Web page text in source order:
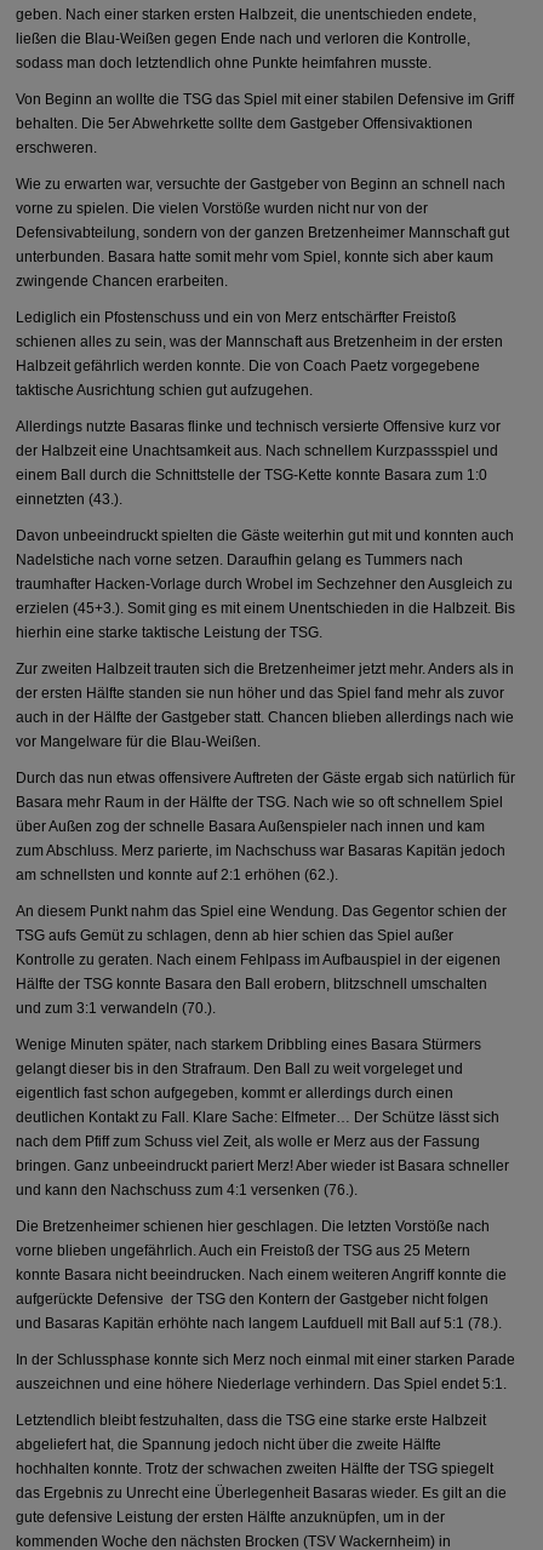
geben. Nach einer starken ersten Halbzeit, die unentschieden endete,
ließen die Blau-Weißen gegen Ende nach und verloren die Kontrolle,
sodass man doch letztendlich ohne Punkte heimfahren musste.
Von Beginn an wollte die TSG das Spiel mit einer stabilen Defensive im Griff
behalten. Die 5er Abwehrkette sollte dem Gastgeber Offensivaktionen
erschweren.
Wie zu erwarten war, versuchte der Gastgeber von Beginn an schnell nach
vorne zu spielen. Die vielen Vorstöße wurden nicht nur von der
Defensivabteilung, sondern von der ganzen Bretzenheimer Mannschaft gut
unterbunden. Basara hatte somit mehr vom Spiel, konnte sich aber kaum
zwingende Chancen erarbeiten.
Lediglich ein Pfostenschuss und ein von Merz entschärfter Freistoß
schienen alles zu sein, was der Mannschaft aus Bretzenheim in der ersten
Halbzeit gefährlich werden konnte. Die von Coach Paetz vorgegebene
taktische Ausrichtung schien gut aufzugehen.
Allerdings nutzte Basaras flinke und technisch versierte Offensive kurz vor
der Halbzeit eine Unachtsamkeit aus. Nach schnellem Kurzpassspiel und
einem Ball durch die Schnittstelle der TSG-Kette konnte Basara zum 1:0
einnetzten (43.).
Davon unbeeindruckt spielten die Gäste weiterhin gut mit und konnten auch
Nadelstiche nach vorne setzen. Daraufhin gelang es Tummers nach
traumhafter Hacken-Vorlage durch Wrobel im Sechzehner den Ausgleich zu
erzielen (45+3.). Somit ging es mit einem Unentschieden in die Halbzeit. Bis
hierhin eine starke taktische Leistung der TSG.
Zur zweiten Halbzeit trauten sich die Bretzenheimer jetzt mehr. Anders als in
der ersten Hälfte standen sie nun höher und das Spiel fand mehr als zuvor
auch in der Hälfte der Gastgeber statt. Chancen blieben allerdings nach wie
vor Mangelware für die Blau-Weißen.
Durch das nun etwas offensivere Auftreten der Gäste ergab sich natürlich für
Basara mehr Raum in der Hälfte der TSG. Nach wie so oft schnellem Spiel
über Außen zog der schnelle Basara Außenspieler nach innen und kam
zum Abschluss. Merz parierte, im Nachschuss war Basaras Kapitän jedoch
am schnellsten und konnte auf 2:1 erhöhen (62.).
An diesem Punkt nahm das Spiel eine Wendung. Das Gegentor schien der
TSG aufs Gemüt zu schlagen, denn ab hier schien das Spiel außer
Kontrolle zu geraten. Nach einem Fehlpass im Aufbauspiel in der eigenen
Hälfte der TSG konnte Basara den Ball erobern, blitzschnell umschalten
und zum 3:1 verwandeln (70.).
Wenige Minuten später, nach starkem Dribbling eines Basara Stürmers
gelangt dieser bis in den Strafraum. Den Ball zu weit vorgeleget und
eigentlich fast schon aufgegeben, kommt er allerdings durch einen
deutlichen Kontakt zu Fall. Klare Sache: Elfmeter… Der Schütze lässt sich
nach dem Pfiff zum Schuss viel Zeit, als wolle er Merz aus der Fassung
bringen. Ganz unbeeindruckt pariert Merz! Aber wieder ist Basara schneller
und kann den Nachschuss zum 4:1 versenken (76.).
Die Bretzenheimer schienen hier geschlagen. Die letzten Vorstöße nach
vorne blieben ungefährlich. Auch ein Freistoß der TSG aus 25 Metern
konnte Basara nicht beeindrucken. Nach einem weiteren Angriff konnte die
aufgerückte Defensive der TSG den Kontern der Gastgeber nicht folgen
und Basaras Kapitän erhöhte nach langem Laufduell mit Ball auf 5:1 (78.).
In der Schlussphase konnte sich Merz noch einmal mit einer starken Parade
auszeichnen und eine höhere Niederlage verhindern. Das Spiel endet 5:1.
Letztendlich bleibt festzuhalten, dass die TSG eine starke erste Halbzeit
abgeliefert hat, die Spannung jedoch nicht über die zweite Hälfte
hochhalten konnte. Trotz der schwachen zweiten Hälfte der TSG spiegelt
das Ergebnis zu Unrecht eine Überlegenheit Basaras wieder. Es gilt an die
gute defensive Leistung der ersten Hälfte anzuknüpfen, um in der
kommenden Woche den nächsten Brocken (TSV Wackernheim) in